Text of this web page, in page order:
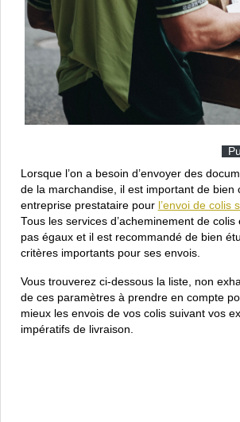
Lorsque l’on a besoin d’envoyer des
de la marchandise, il est important de bien
entreprise prestataire pour l’envoi de colis
Tous les services d’acheminement de
pas égaux et il est recommandé de bien
critères importants pour ses envois.
Vous trouverez ci-dessous la liste, non
de ces paramètres à prendre en compte
mieux les envois de vos colis suivant vos
impératifs de livraison.